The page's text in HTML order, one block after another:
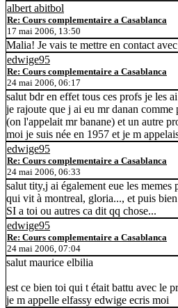
albert abitbol
Re: Cours complementaire a Casablanca
17 mai 2006, 13:50
Malia! Je vais te mettre en contact
edwige95
Re: Cours complementaire a Casablanca
24 mai 2006, 06:17
salut bdr en effet tous ces profs je les
je rajoute que j ai eu mr danan comme
(on l'appelait mr banane) et un autre
moi je suis née en 1957 et je m
edwige95
Re: Cours complementaire a Casablanca
24 mai 2006, 06:33
salut tity,j ai également eue les
qui vit à montreal, gloria..., et puis
SI a toi ou autres ca dit qq chose...
edwige95
Re: Cours complementaire a Casablanca
24 mai 2006, 07:04
salut maurice elbilia
est ce bien toi qui t était battu avec le
je m appelle elfassy edwige ecris moi